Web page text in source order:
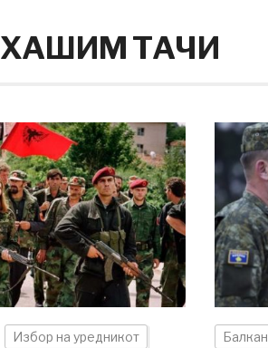
ХАШИМ ТАЧИ
Избор на уредникот Балкан